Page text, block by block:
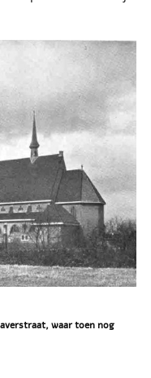
waar toen nog